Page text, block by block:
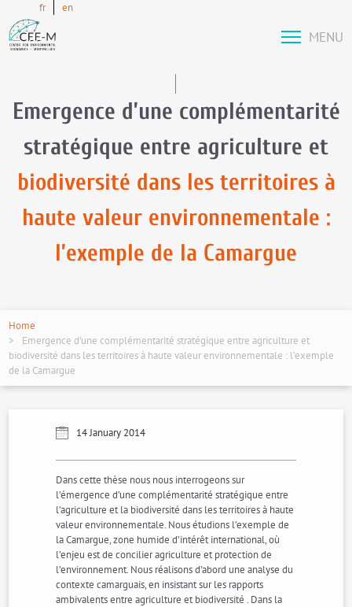
fr en
MENU
Emergence d’une complémentarité
stratégique entre agriculture et
biodiversité dans les territoires à
haute valeur environnementale :
l’exemple de la Camargue
Home
Emergence d’une complémentarité stratégique entre agriculture et
biodiversité dans les territoires à haute valeur environnementale : l’exemple
de la Camargue
14 January 2014
Dans cette thèse nous nous interrogeons sur
l’émergence d’une complémentarité stratégique entre
l’agriculture et la biodiversité dans les territoires à haute
valeur environnementale. Nous étudions l’exemple de
la Camargue, zone humide d’intérêt international, où
l’enjeu est de concilier agriculture et protection de
l’environnement. Nous réalisons d’abord une analyse du
contexte camarguais, en insistant sur les rapports
ambivalents entre agriculture et biodiversité . Dans la